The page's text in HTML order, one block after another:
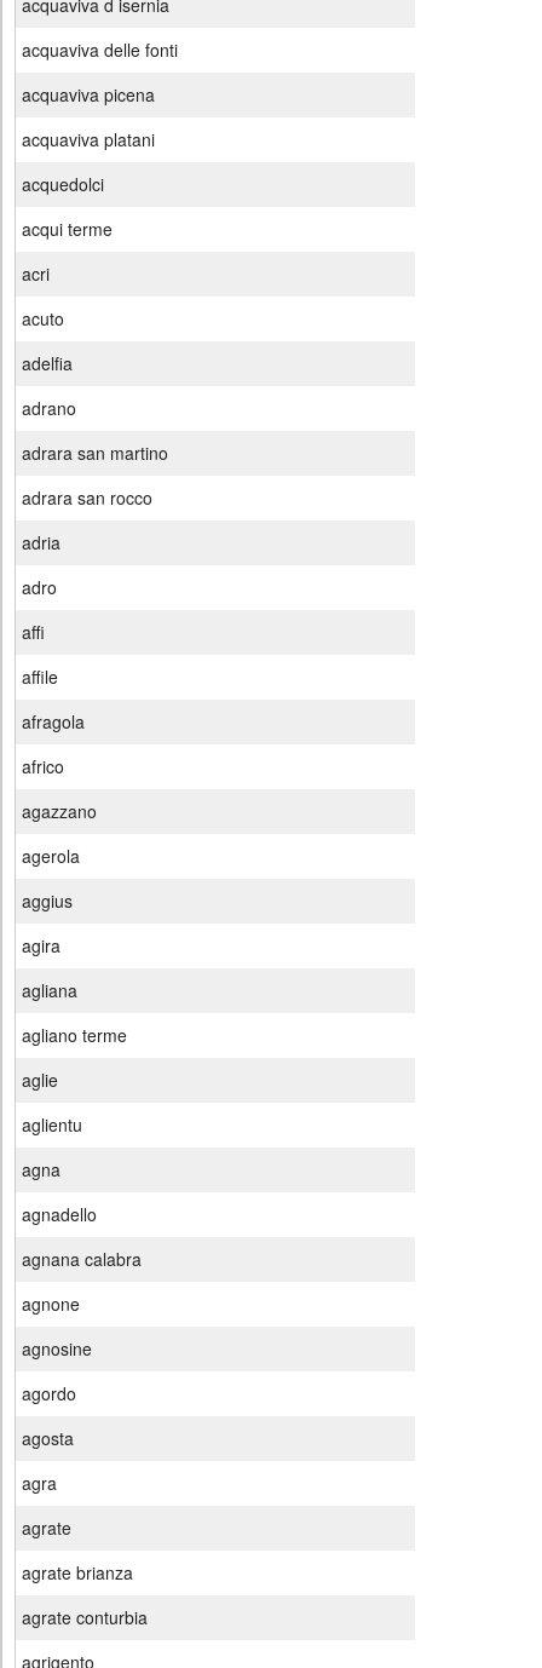
acquaviva d isernia
acquaviva delle fonti
acquaviva picena
acquaviva platani
acquedolci
acqui terme
acri
acuto
adelfia
adrano
adrara san martino
adrara san rocco
adria
adro
affi
affile
afragola
africo
agazzano
agerola
aggius
agira
agliana
agliano terme
aglie
aglientu
agna
agnadello
agnana calabra
agnone
agnosine
agordo
agosta
agra
agrate
agrate brianza
agrate conturbia
agrigento